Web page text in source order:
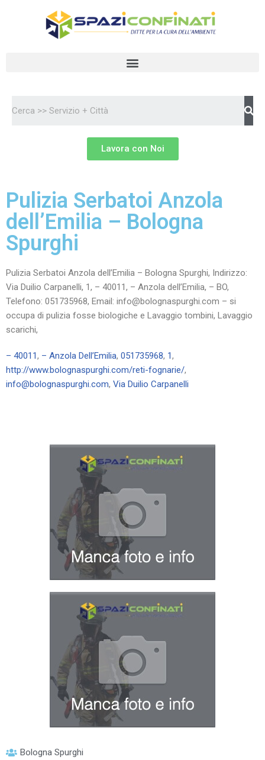
Lavora con Noi
Pulizia Serbatoi Anzola
dell’Emilia – Bologna
Spurghi
Pulizia Serbatoi Anzola dell’Emilia – Bologna Spurghi, Indirizzo:
Via Duilio Carpanelli, 1, – 40011, – Anzola dell’Emilia, – BO,
Telefono: 051735968, Email: info@bolognaspurghi.com – si
occupa di pulizia fosse biologiche e Lavaggio tombini, Lavaggio
scarichi,
– 40011, – Anzola Dell’Emilia, 051735968, 1,
http://www.bolognaspurghi.com/reti-fognarie/,
info@bolognaspurghi.com, Via Duilio Carpanelli
Bologna Spurghi